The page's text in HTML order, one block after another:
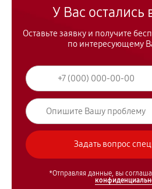
У Вас остались
Оставьте заявку и получите
по интересующему
*Отправляя данные, вы